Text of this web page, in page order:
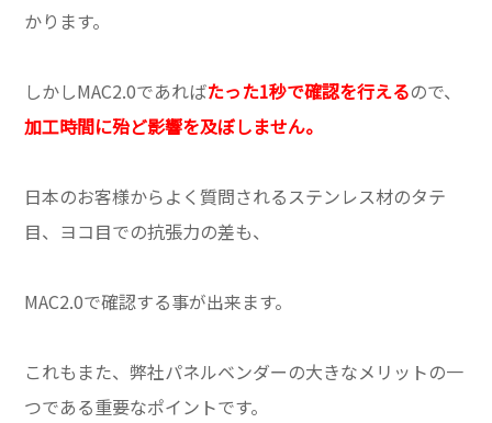
かります。
しかしMAC2.0であればたった1秒で確認を行えるので、
加工時間に殆ど影響を及ぼしません。
日本のお客様からよく質問されるステンレス材のタテ
目、ヨコ目での抗張力の差も、
MAC2.0で確認する事が出来ます。
これもまた、弊社パネルベンダーの大きなメリットの一
つである重要なポイントです。